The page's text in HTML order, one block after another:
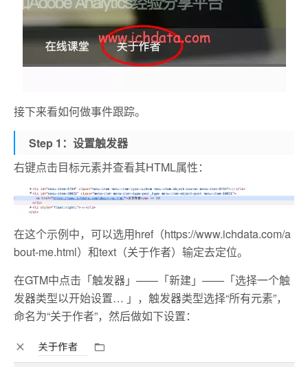
接下来看如何做事件跟踪。
Step 1：设置触发器
右键点击目标元素并查看其HTML属性：
在这个示例中，可以选用href（https://www.ichdata.com/a
bout-me.html）和text（关于作者）输定去定位。
在GTM中点击「触发器」——「新建」——「选择一个触
发器类型以开始设置… 」，触发器类型选择“所有元素”，
命名为“关于作者”，然后做如下设置：